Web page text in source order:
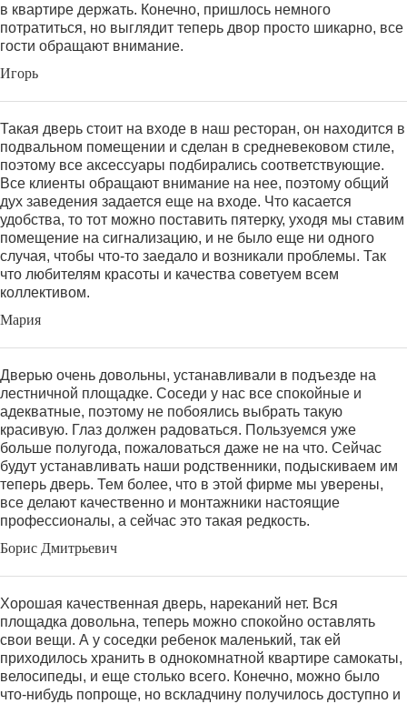
в квартире держать. Конечно, пришлось немного
потратиться, но выглядит теперь двор просто шикарно, все
гости обращают внимание.
Игорь
Такая дверь стоит на входе в наш ресторан, он находится в
подвальном помещении и сделан в средневековом стиле,
поэтому все аксессуары подбирались соответствующие.
Все клиенты обращают внимание на нее, поэтому общий
дух заведения задается еще на входе. Что касается
удобства, то тот можно поставить пятерку, уходя мы ставим
помещение на сигнализацию, и не было еще ни одного
случая, чтобы что-то заедало и возникали проблемы. Так
что любителям красоты и качества советуем всем
коллективом.
Мария
Дверью очень довольны, устанавливали в подъезде на
лестничной площадке. Соседи у нас все спокойные и
адекватные, поэтому не побоялись выбрать такую
красивую. Глаз должен радоваться. Пользуемся уже
больше полугода, пожаловаться даже не на что. Сейчас
будут устанавливать наши родственники, подыскиваем им
теперь дверь. Тем более, что в этой фирме мы уверены,
все делают качественно и монтажники настоящие
профессионалы, а сейчас это такая редкость.
Борис Дмитрьевич
Хорошая качественная дверь, нареканий нет. Вся
площадка довольна, теперь можно спокойно оставлять
свои вещи. А у соседки ребенок маленький, так ей
приходилось хранить в однокомнатной квартире самокаты,
велосипеды, и еще столько всего. Конечно, можно было
что-нибудь попроще, но вскладчину получилось доступно и